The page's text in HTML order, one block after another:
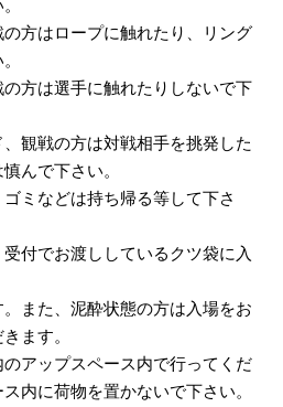
方はロープに触れたり、リング
方は選手に触れたりしないで下
観戦の方は対戦相手を挑発した
んで下さい。
ミなどは持ち帰る等して下さ
付でお渡ししているクツ袋に入
また、泥酔状態の方は入場をお
ます。
アップスペース内で行ってくだ
内に荷物を置かないで下さい。